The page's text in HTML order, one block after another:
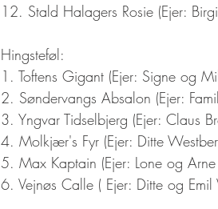
12. Stald Halagers Rosie (Ejer:
Hingsteføl:
1. Toftens Gigant (Ejer: Signe og
2. Søndervangs Absalon (Ejer:
3. Yngvar Tidselbjerg (Ejer: Claus
4. Molkjær's Fyr (Ejer: Ditte
5. Max Kaptain (Ejer: Lone og
6. Vejnøs Calle ( Ejer: Ditte og Emil